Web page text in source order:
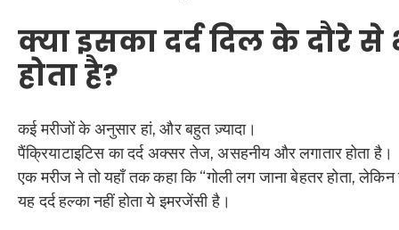
क्या इसका दर्द दिल के दौरे से
होता है?
कई मरीजों के अनुसार हां, और बहुत ज़्यादा।
पैंक्रियाटाइटिस का दर्द अक्सर तेज, असहनीय और लगातार होता है।
एक मरीज ने तो यहाँ तक कहा कि “गोली लग जाना बेहतर होता, लेकिन
यह दर्द हल्का नहीं होता ये इमरजेंसी है।